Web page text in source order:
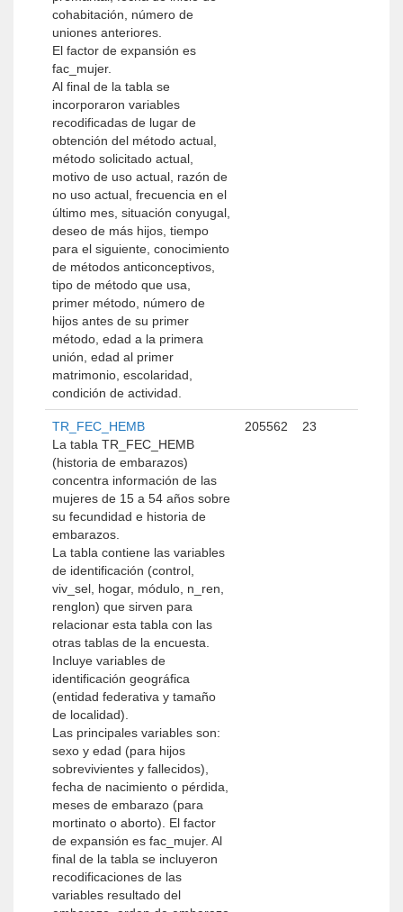
cohabitación, número de
uniones anteriores.
El factor de expansión es
fac_mujer.
Al final de la tabla se
incorporaron variables
recodificadas de lugar de
obtención del método actual,
método solicitado actual,
motivo de uso actual, razón de
no uso actual, frecuencia en el
último mes, situación conyugal,
deseo de más hijos, tiempo
para el siguiente, conocimiento
de métodos anticonceptivos,
tipo de método que usa,
primer método, número de
hijos antes de su primer
método, edad a la primera
unión, edad al primer
matrimonio, escolaridad,
condición de actividad.
TR_FEC_HEMB
La tabla TR_FEC_HEMB
(historia de embarazos)
concentra información de las
mujeres de 15 a 54 años sobre
su fecundidad e historia de
embarazos.
La tabla contiene las variables
de identificación (control,
viv_sel, hogar, módulo, n_ren,
renglon) que sirven para
relacionar esta tabla con las
otras tablas de la encuesta.
Incluye variables de
identificación geográfica
(entidad federativa y tamaño
de localidad).
Las principales variables son:
sexo y edad (para hijos
sobrevivientes y fallecidos),
fecha de nacimiento o pérdida,
meses de embarazo (para
mortinato o aborto). El factor
de expansión es fac_mujer. Al
final de la tabla se incluyeron
recodificaciones de las
variables resultado del
205562 23